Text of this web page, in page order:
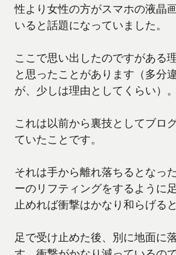
性より女性の方がスマホの液晶
いると話題になっていました。
ここで思い出したのですがある
と思ったことがあります（多分
が、少しは理由としてくらい）。
これは以前から裏技としてブロ
ていたことです。
それは手から離れ落ちるとなっ
ーのリフティングをするように
止めれば衝撃はかなり和らげる
足で受け止めた後、別に地面に